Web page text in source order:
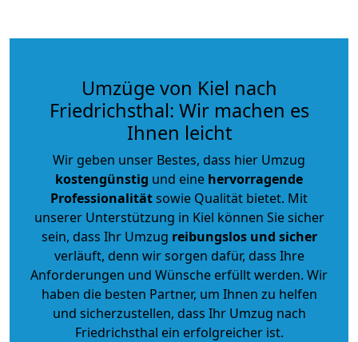
Umzüge von Kiel nach
Friedrichsthal: Wir machen es
Ihnen leicht
Wir geben unser Bestes, dass hier Umzug
kostengünstig und eine hervorragende
Professionalitätsowie Qualität bietet. Mit
unserer Unterstützung in Kiel können Sie sicher
sein, dass Ihr Umzug reibungslos und sicher
verläuft, denn wir sorgen dafür, dass Ihre
Anforderungen und Wünsche erfüllt werden. Wir
haben die besten Partner, um Ihnen zu helfen
und sicherzustellen, dass Ihr Umzug nach
Friedrichsthal ein erfolgreicher ist.